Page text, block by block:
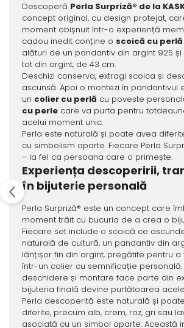
Descoperă Perla Surpriză® de la
concept original, cu design protejat,
moment obișnuit într-o experiență
cadou inedit conține o scoică cu
alături de un pandantiv din argint 925 și
tot din argint, de 43 cm.
Deschizi conserva, extragi scoica și
ascunsă. Apoi o montezi în pandantivul
un colier cu perlă cu poveste
cu perlecare va purta pentru
acelui moment unic.
Perla este naturală și poate avea
cu simbolism aparte. Fiecare Perla
– la fel ca persoana care o primește.
Experiența descoperirii,
în bijuterie personală
Perla Surpriză® este un concept care
moment trăit cu bucuria de a crea o
Fiecare set include o scoică ce
naturală de cultură, un pandantiv din
lănțișor fin din argint, pregătite pentru
într-un colier cu semnificație personală.
deschidere și montare face parte din
bijuteria finală devine purtătoarea
Perla descoperită este naturală și
diferite, precum alb, crem, roz, gri sau
asociată cu un simbol aparte. Această